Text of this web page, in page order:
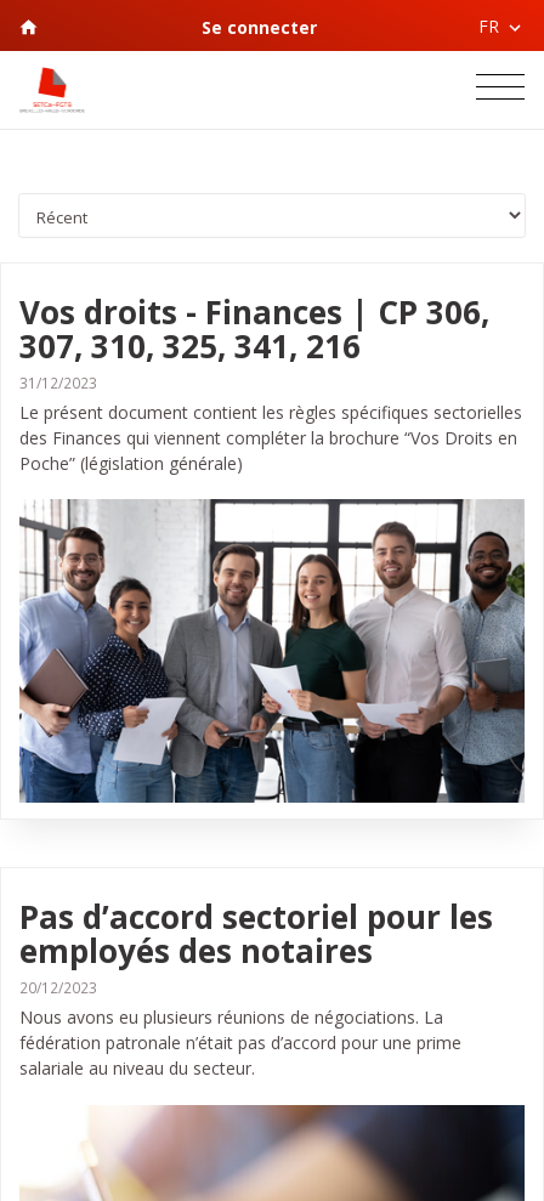
Se connecter FR
Vos droits - Finances | CP 306,
307, 310, 325, 341, 216
31/12/2023
Le présent document contient les règles spécifiques sectorielles
des Finances qui viennent compléter la brochure “Vos Droits en
Poche” (législation générale)
Pas d’accord sectoriel pour les
employés des notaires
20/12/2023
Nous avons eu plusieurs réunions de négociations. La
fédération patronale n’était pas d’accord pour une prime
salariale au niveau du secteur.